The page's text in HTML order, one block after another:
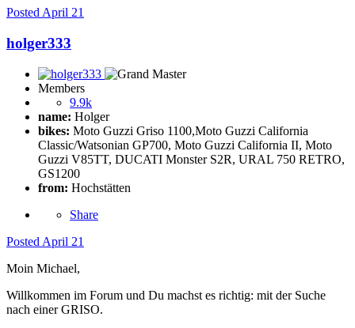
Posted April 21
holger333
Members
9.9k
name: Holger
bikes: Moto Guzzi Griso 1100,Moto Guzzi California
Classic/Watsonian GP700, Moto Guzzi California II, Moto
Guzzi V85TT, DUCATI Monster S2R, URAL 750 RETRO,
GS1200
from: Hochstätten
Share
Posted April 21
Moin Michael,
Willkommen im Forum und Du machst es richtig: mit der Suche
nach einer GRISO.